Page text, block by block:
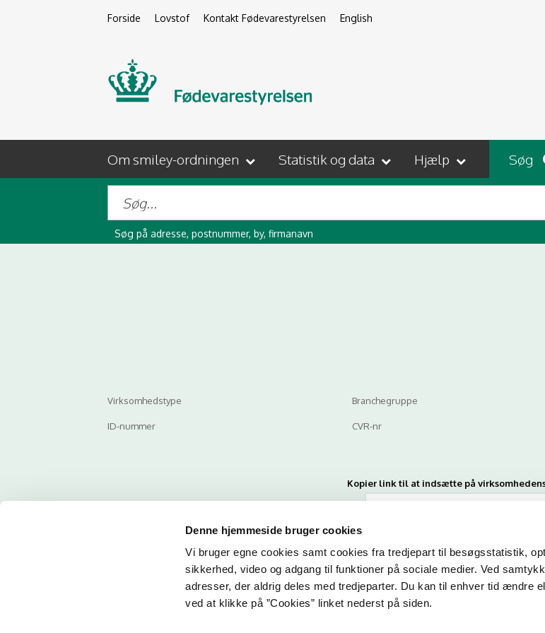
Denne hjemmeside bruger cookies
Vi bruger egne cookies samt cookies fra tredjepart til besøgsstatistik,
sikkerhed, video og adgang til funktioner på sociale medier. Ved
adresser, der aldrig deles med tredjeparter. Du kan til enhver tid ændre
ved at klikke på ”Cookies” linket nederst på siden.
Forside Lovstof Kontakt Fødevarestyrelsen English
Om smiley-ordningen Statistik og data Hjælp Søg
Søg på adresse, postnummer, by, firmanavn
Virksomhedstype Branchegruppe
ID-nummer CVR-nr
Kopier link til at indsætte på
Email
Her kan du indtaste din mail og abonnere på denne